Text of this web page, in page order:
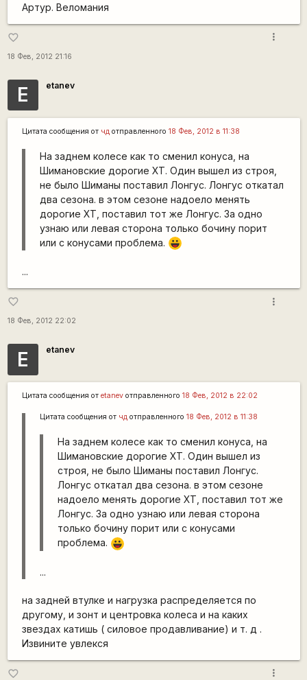
Артур. Веломания
favorite_border
18 Фев, 2012 21:16
more_vert
E etanev
Цитата сообщения от чдотправленного 18 Фев, 2012 в 11:38
На заднем колесе как то сменил конуса, на
Шимановские дорогие ХТ. Один вышел из строя,
не было Шиманы поставил Лонгус. Лонгус откатал
два сезона. в этом сезоне надоело менять
дорогие ХТ, поставил тот же Лонгус. За одно
узнаю или левая сторона только бочину порит
или с конусами проблема. |-))
...
favorite_border
18 Фев, 2012 22:02
more_vert
E etanev
Цитата сообщения от etanevотправленного 18 Фев, 2012 в 22:02
Цитата сообщения от чдотправленного 18 Фев, 2012 в 11:38
На заднем колесе как то сменил конуса, на
Шимановские дорогие ХТ. Один вышел из
строя, не было Шиманы поставил Лонгус.
Лонгус откатал два сезона. в этом сезоне
надоело менять дорогие ХТ, поставил тот же
Лонгус. За одно узнаю или левая сторона
только бочину порит или с конусами
проблема. |-))
...
на задней втулке и нагрузка распределяется по
другому, и зонт и центровка колеса и на каких
звездах катишь ( силовое продавливание) и т. д .
Извините увлекся
favorite_border more_vert